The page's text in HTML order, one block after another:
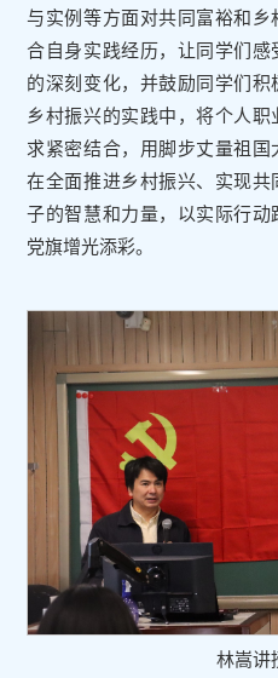
与实例等方面对共同富裕和
合自身实践经历，让同学们
的深刻变化，并鼓励同学们
乡村振兴的实践中，将个人
求紧密结合，用脚步丈量祖国
在全面推进乡村振兴、实现
子的智慧和力量，以实际行
党旗增光添彩。
林嵩讲